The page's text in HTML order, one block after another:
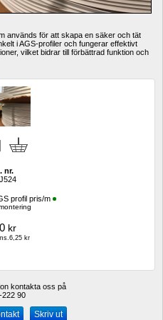
används för att skapa en säker och tät
i AGS-profiler och fungerar effektivt
vilket bidrar till förbättrad funktion och
nr.
profil pris/m
kr
kr
kontakta oss på
222 90
Skriv ut